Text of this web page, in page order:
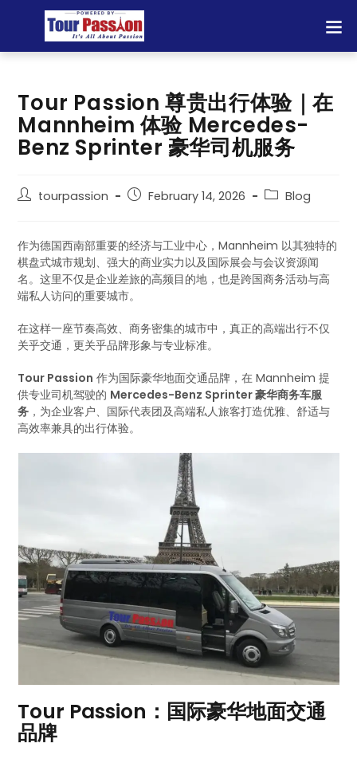
Tour Passion 尊贵出行体验｜在
Mannheim 体验 Mercedes-
Benz Sprinter 豪华司机服务
tourpassion February 14, 2026 Blog
作为德国西南部重要的经济与工业中心，Mannheim 以其独特的
棋盘式城市规划、强大的商业实力以及国际展会与会议资源闻
名。这里不仅是企业差旅的高频目的地，也是跨国商务活动与高
端私人访问的重要城市。
在这样一座节奏高效、商务密集的城市中，真正的高端出行不仅
关乎交通，更关乎品牌形象与专业标准。
Tour Passion 作为国际豪华地面交通品牌，在 Mannheim 提
供专业司机驾驶的 Mercedes-Benz Sprinter 豪华商务车服
务 ，为企业客户、国际代表团及高端私人旅客打造优雅、舒适与
高效率兼具的出行体验。
Tour Passion：国际豪华地面交通
品牌